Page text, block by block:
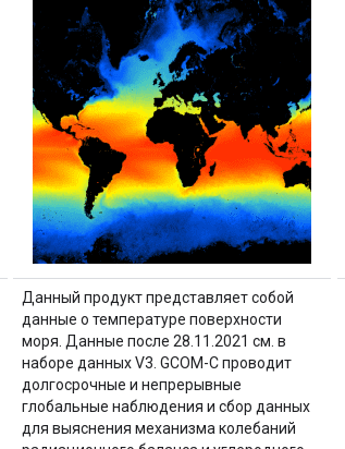
Данный продукт представляет собой
данные о температуре поверхности
моря. Данные после 28.11.2021 см. в
наборе данных V3. GCOM-C проводит
долгосрочные и непрерывные
глобальные наблюдения и сбор данных
для выяснения механизма колебаний